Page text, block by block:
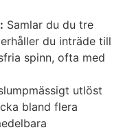
Samlar du du tre
du inträde till
spinn, ofta med
utlöst
bland flera